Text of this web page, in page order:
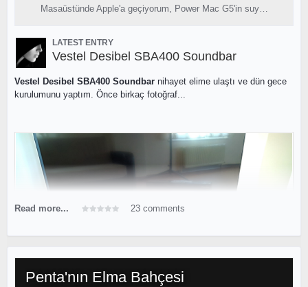
Masaüstünde Apple'a geçiyorum, Power Mac G5'in suy…
LATEST ENTRY
Vestel Desibel SBA400 Soundbar
Vestel Desibel SBA400 Soundbar nihayet elime ulaştı ve dün gece
kurulumunu yaptım. Önce birkaç fotoğraf...
Read more... 23 comments
Penta'nın Elma Bahçesi